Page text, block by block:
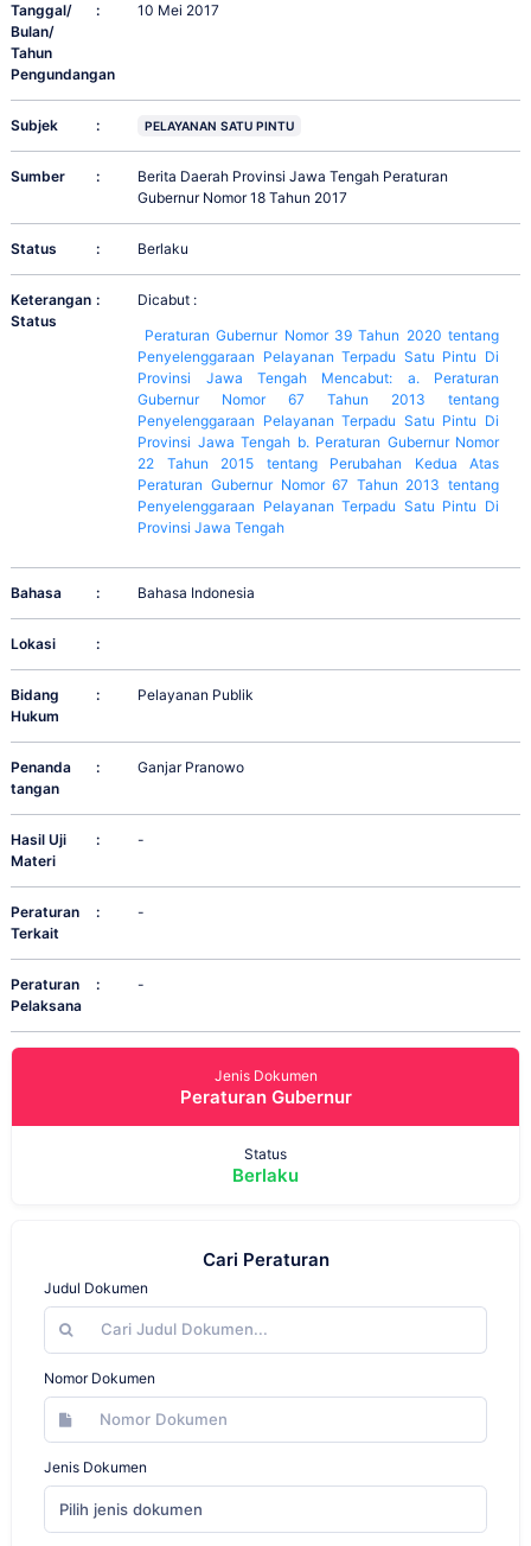
Tanggal/
Bulan/
Tahun
Pengundangan
: 10 Mei 2017
Subjek : PELAYANAN SATU PINTU
Sumber :
Berita Daerah Provinsi Jawa Tengah Peraturan
Gubernur Nomor 18 Tahun 2017
Status : Berlaku
Keterangan
Status
:
Dicabut :
Peraturan Gubernur Nomor 39 Tahun 2020 tentang
Penyelenggaraan Pelayanan Terpadu Satu Pintu Di
Provinsi Jawa Tengah Mencabut: a. Peraturan
Gubernur Nomor 67 Tahun 2013 tentang
Penyelenggaraan Pelayanan Terpadu Satu Pintu Di
Provinsi Jawa Tengah b. Peraturan Gubernur Nomor
22 Tahun 2015 tentang Perubahan Kedua Atas
Peraturan Gubernur Nomor 67 Tahun 2013 tentang
Penyelenggaraan Pelayanan Terpadu Satu Pintu Di
Provinsi Jawa Tengah
Bahasa : Bahasa Indonesia
Lokasi :
Bidang
Hukum
: Pelayanan Publik
Penanda
tangan
: Ganjar Pranowo
Hasil Uji
Materi
: -
Peraturan
Terkait
: -
Peraturan
Pelaksana
: -
Jenis Dokumen
Peraturan Gubernur
Status
Berlaku
Cari Peraturan
Judul Dokumen
Nomor Dokumen
Jenis Dokumen
Pilih jenis dokumen